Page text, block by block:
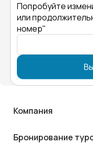
Попробуйте
или
номер"
Компания
Бронирование